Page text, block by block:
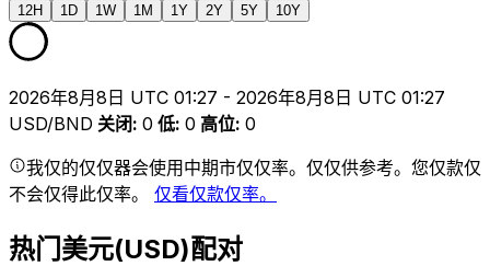
12H 1D 1W 1M 1Y 2Y 5Y 10Y
2026年8月8日 UTC 01:27 - 2026年8月8日 UTC 01:27
USD/BND 关闭: 0 低: 0 高位: 0
我仅的仅仅器会使用中期市仅仅率。仅仅供参考。您仅款仅
不会仅得此仅率。 仅看仅款仅率。
热门美元(USD)配对